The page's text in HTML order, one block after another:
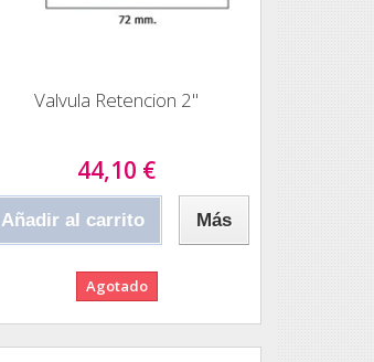
Valvula Retencion 2"
44,10 €
Añadir al carrito Más
Agotado